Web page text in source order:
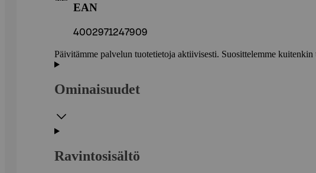
EAN
4002971247909
Päivitämme palvelun tuotetietoja aktiivisesti. Suosittelemme
Ominaisuudet
Ravintosisältö